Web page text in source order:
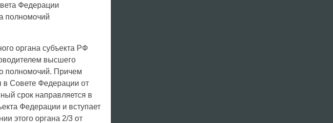
Федерации
полномочий
органа субъекта РФ
высшего
полномочий. Причем
в Совете Федерации от
срок направляется в
Федерации и вступает
этого органа 2/3 от